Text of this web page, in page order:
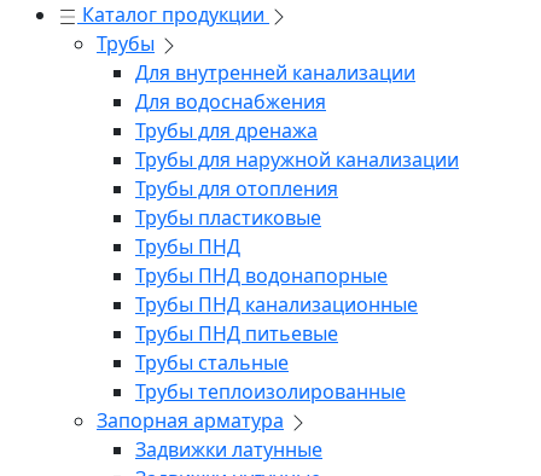
Каталог продукции
Трубы
Для внутренней канализации
Для водоснабжения
Трубы для дренажа
Трубы для наружной канализации
Трубы для отопления
Трубы пластиковые
Трубы ПНД
Трубы ПНД водонапорные
Трубы ПНД канализационные
Трубы ПНД питьевые
Трубы стальные
Трубы теплоизолированные
Запорная арматура
Задвижки латунные